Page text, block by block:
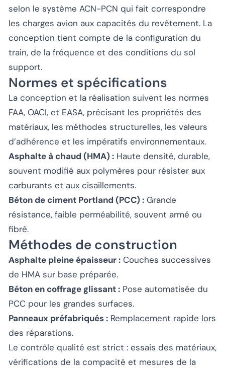
selon le système ACN-PCN qui fait correspondre
les charges avion aux capacités du revêtement. La
conception tient compte de la configuration du
train, de la fréquence et des conditions du sol
support.
Normes et spécifications
La conception et la réalisation suivent les normes
FAA, OACI, et EASA, précisant les propriétés des
matériaux, les méthodes structurelles, les valeurs
d’adhérence et les impératifs environnementaux.
Asphalte à chaud (HMA) : Haute densité, durable,
souvent modifié aux polymères pour résister aux
carburants et aux cisaillements.
Béton de ciment Portland (PCC) : Grande
résistance, faible perméabilité, souvent armé ou
fibré.
Méthodes de construction
Asphalte pleine épaisseur : Couches successives
de HMA sur base préparée.
Béton en coffrage glissant : Pose automatisée du
PCC pour les grandes surfaces.
Panneaux préfabriqués : Remplacement rapide lors
des réparations.
Le contrôle qualité est strict : essais des matériaux,
vérifications de la compacité et mesures de la